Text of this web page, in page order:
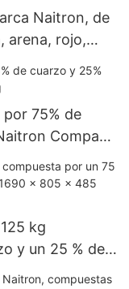
Naitron, de
arena, rojo,
plata,
x 620 mm.
75% de
Company
kg
y un 25 % de